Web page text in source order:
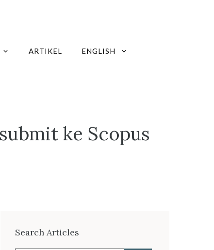
ARTIKEL ENGLISH
ke Scopus
Search Articles